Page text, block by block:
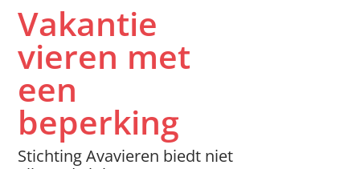
Vakantie
vieren met
een
beperking
Stichting Avavieren biedt niet